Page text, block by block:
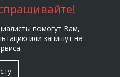
помогут Вам,
или запишут на